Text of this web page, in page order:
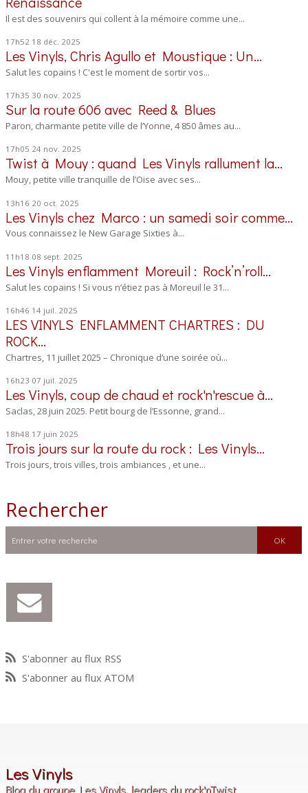
Il est des souvenirs qui collent à la mémoire comme une...
17h52 18 déc. 2025
Les Vinyls, Chris Agullo et Moustique : Un...
Salut les copains ! C'est le moment de sortir vos...
17h35 30 nov. 2025
Sur la route 606 avec Reed & Blues
Paron, charmante petite ville de l’Yonne, 4 850 âmes au...
17h05 24 nov. 2025
Twist à Mouy : quand Les Vinyls rallument la...
Mouy, petite ville tranquille de l’Oise avec ses...
13h16 20 oct. 2025
Les Vinyls chez Marco : un samedi soir comme...
Vous connaissez le New Garage Sixties à...
11h18 08 sept. 2025
Les Vinyls enflamment Moreuil : Rock’n’roll...
Salut les copains ! Si vous n’étiez pas à Moreuil le 31...
16h46 14 juil. 2025
LES VINYLS ENFLAMMENT CHARTRES : DU
ROCK...
Chartres, 11 juillet 2025 – Chronique d’une soirée où...
16h23 07 juil. 2025
Les Vinyls, coup de chaud et rock'n'rescue à...
Saclas, 28 juin 2025. Petit bourg de l’Essonne, grand...
18h48 17 juin 2025
Trois jours sur la route du rock : Les Vinyls...
Trois jours, trois villes, trois ambiances , et une...
Rechercher
S'abonner au flux RSS
S'abonner au flux ATOM
Les Vinyls
Blog du groupe Les Vinyls, leaders du rock'nTwist